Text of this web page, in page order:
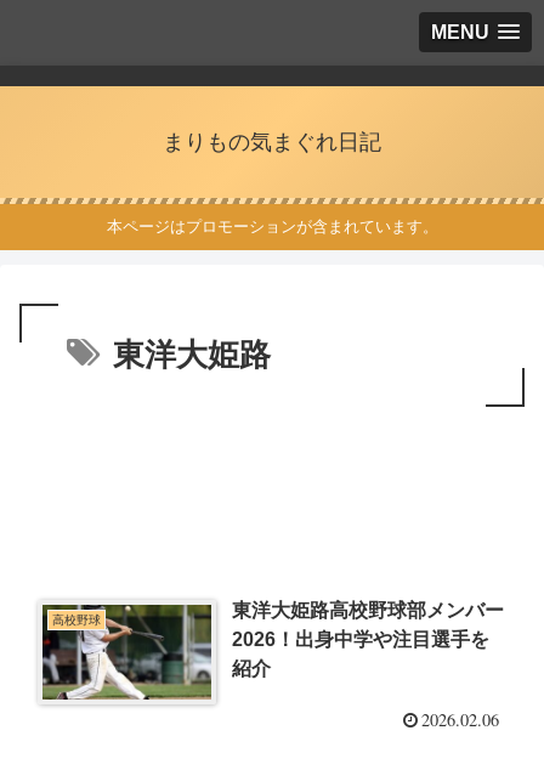
MENU
まりもの気まぐれ日記
本ページはプロモーションが含まれています。
東洋大姫路
高校野球
東洋大姫路高校野球部メンバー
2026！出身中学や注目選手を
紹介
2026.02.06